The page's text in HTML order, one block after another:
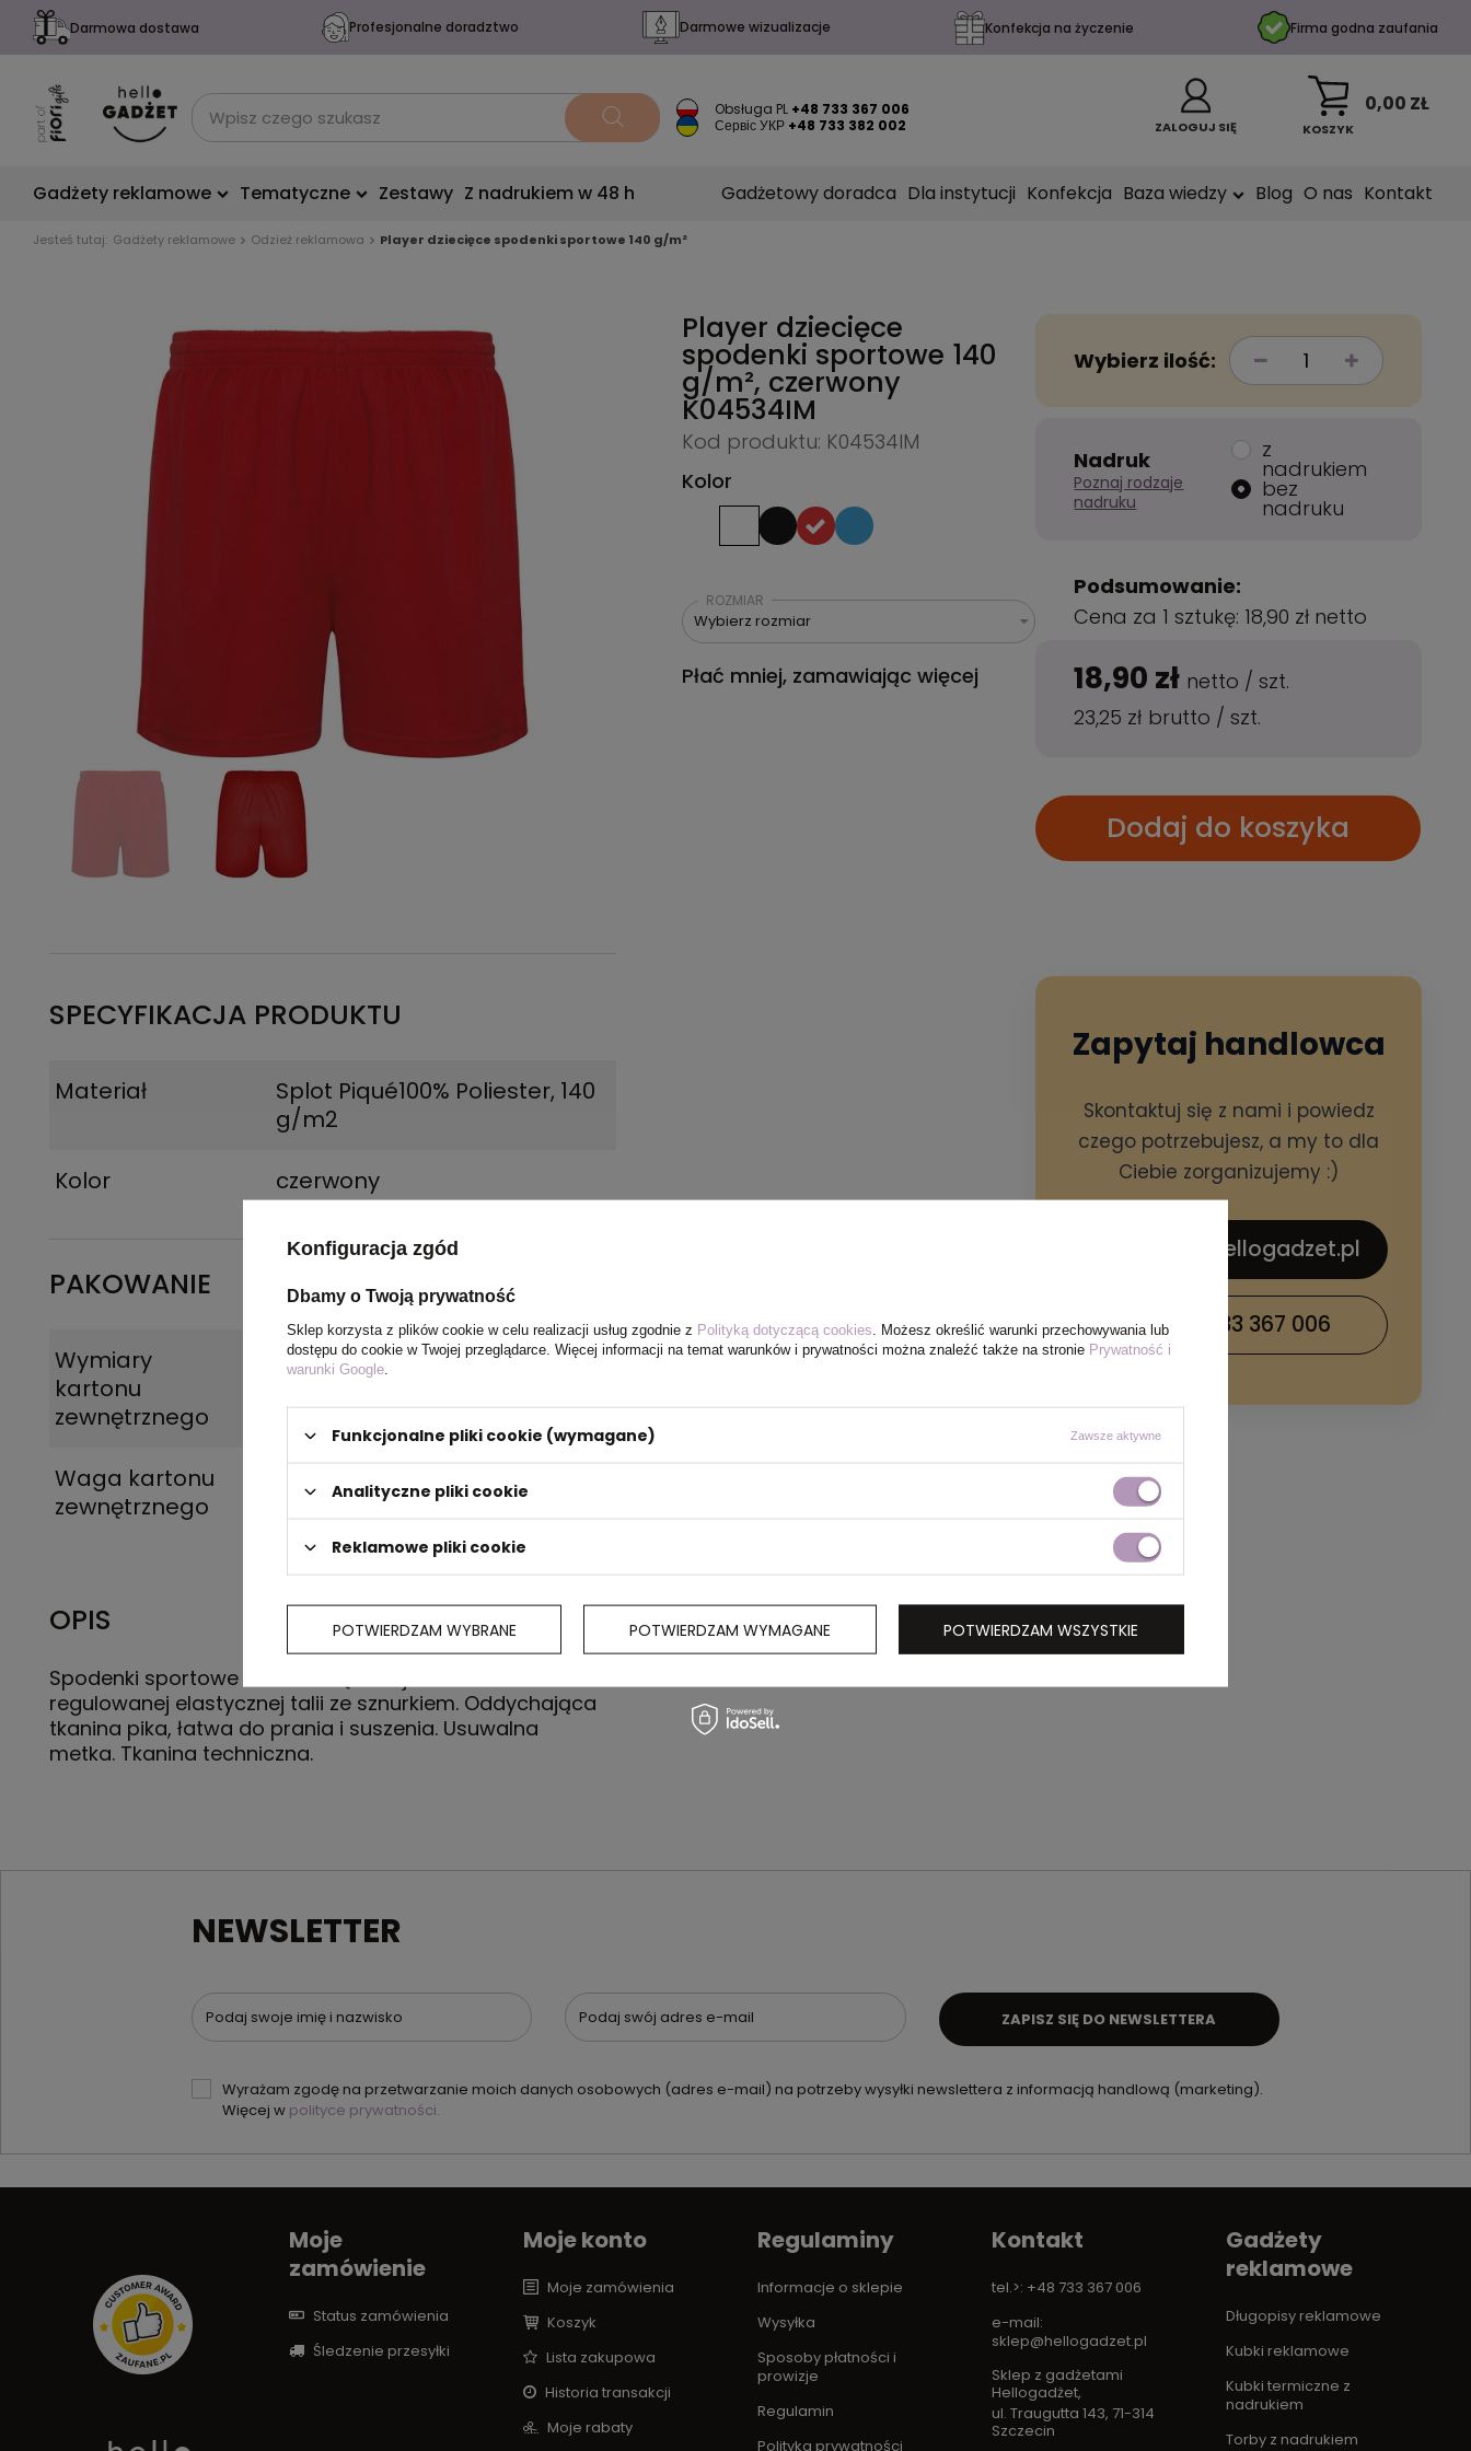
Darmowa dostawa Profesjonalne doradztwo Darmowe wizualizacje Konfekcja na życzenie Firma godna zaufania
Obsługa PL +48 733 367 006
Сервіс УКР +48 733 382 002 ZALOGUJ SIĘ KOSZYK
0,00 ZŁ
Gadżety reklamowe Tematyczne Zestawy Z nadrukiem w 48 h Gadżetowy doradca Dla instytucji Konfekcja Baza wiedzy Blog O nas Kontakt
Jesteś tutaj: Gadżety reklamowe Odzież reklamowa Player dziecięce spodenki sportowe 140 g/m²
SPECYFIKACJA PRODUKTU
Materiał
Splot Piqué100% Poliester, 140
g/m2
Kolor
czerwony
PAKOWANIE
Wymiary
kartonu
zewnętrznego
57 x 29 x 18 cm
Waga kartonu
zewnętrznego
OPIS
Spodenki sportowe bez wewnętrznej wkładki i
regulowanej elastycznej talii ze sznurkiem. Oddychająca
tkanina pika, łatwa do prania i suszenia. Usuwalna
metka. Tkanina techniczna.
Player dziecięce
spodenki sportowe 140
g/m², czerwony
K04534IM
Kod produktu: K04534IM
Kolor
ROZMIAR
Wybierz rozmiar
Płać mniej, zamawiając więcej
Wybierz ilość:
Nadruk
Poznaj rodzaje
nadruku
z
nadrukiem
bez
nadruku
Podsumowanie:
Cena za 1 sztukę: 18,90 zł netto
18,90 zł netto /szt.
23,25 zł brutto /szt.
Dodaj do koszyka
Zapytaj handlowca
Skontaktuj się z nami i powiedz
czego potrzebujesz, a my to dla
Ciebie zorganizujemy :)
sklep@hellogadzet.pl
+48 733 367 006
NEWSLETTER
Podaj swoje imię i nazwisko Podaj swój adres e-mail
Wyrażam zgodę na przetwarzanie moich danych osobowych (adres e-mail) na potrzeby wysyłki newslettera z informacją handlową (marketing).
Więcej w polityce prywatności.
ZAPISZ SIĘ DO NEWSLETTERA
Moje
zamówienie
Status zamówienia
Śledzenie przesyłki
Moje konto
Moje zamówienia
Koszyk
Lista zakupowa
Historia transakcji
Moje rabaty
Regulaminy
Informacje o sklepie
Wysyłka
Sposoby płatności i
prowizje
Regulamin
Polityka prywatności
Kontakt
tel.>: +48 733 367 006
e-mail:
sklep@hellogadzet.pl
Sklep z gadżetami
Hellogadżet,
ul. Traugutta 143, 71-314
Szczecin
Gadżety
reklamowe
Długopisy reklamowe
Kubki reklamowe
Kubki termiczne z
nadrukiem
Torby z nadrukiem
Konfiguracja zgód
Dbamy o Twoją prywatność
Sklep korzysta z plików cookie w celu realizacji usług zgodnie z Polityką dotyczącą cookies . Możesz określić warunki przechowywania lub
dostępu do cookie w Twojej przeglądarce. Więcej informacji na temat warunków i prywatności można znaleźć także na stronie Prywatność i
warunki Google
Funkcjonalne pliki cookie (wymagane) Zawsze aktywne
Analityczne pliki cookie
Reklamowe pliki cookie
POTWIERDZAM WYBRANE POTWIERDZAM WYMAGANE POTWIERDZAM WSZYSTKIE